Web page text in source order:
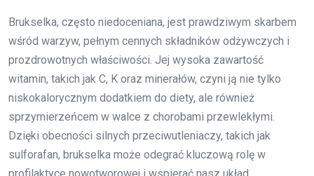
Brukselka, często niedoceniana, jest prawdziwym skarbem
wśród warzyw, pełnym cennych składników odżywczych i
prozdrowotnych właściwości. Jej wysoka zawartość
witamin, takich jak C, K oraz minerałów, czyni ją nie tylko
niskokalorycznym dodatkiem do diety, ale również
sprzymierzeńcem w walce z chorobami przewlekłymi.
Dzięki obecności silnych przeciwutleniaczy, takich jak
sulforafan, brukselka może odegrać kluczową rolę w